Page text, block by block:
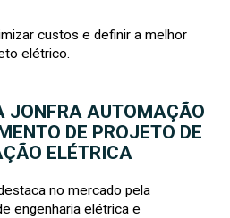
custos e definir a melhor
elétrico.
JONFRA AUTOMAÇÃO
DE PROJETO DE
ELÉTRICA
no mercado pela
engenharia elétrica e